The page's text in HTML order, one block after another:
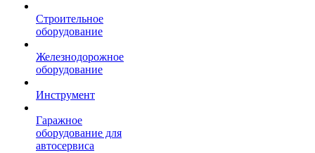
Строительное
оборудование
Железнодорожное
оборудование
Инструмент
Гаражное
оборудование для
автосервиса